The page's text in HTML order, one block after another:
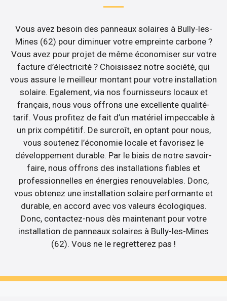
Vous avez besoin des panneaux solaires à Bully-les-
Mines (62) pour diminuer votre empreinte carbone ?
Vous avez pour projet de même économiser sur votre
facture d’électricité ? Choisissez notre société, qui
vous assure le meilleur montant pour votre installation
solaire. Egalement, via nos fournisseurs locaux et
français, nous vous offrons une excellente qualité-
tarif. Vous profitez de fait d’un matériel impeccable à
un prix compétitif. De surcroît, en optant pour nous,
vous soutenez l’économie locale et favorisez le
développement durable. Par le biais de notre savoir-
faire, nous offrons des installations fiables et
professionnelles en énergies renouvelables. Donc,
vous obtenez une installation solaire performante et
durable, en accord avec vos valeurs écologiques.
Donc, contactez-nous dès maintenant pour votre
installation de panneaux solaires à Bully-les-Mines
(62). Vous ne le regretterez pas !